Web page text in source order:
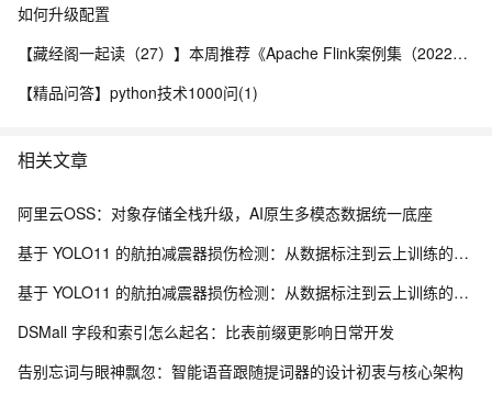
如何升级配置
【藏经阁一起读（27）】本周推荐《Apache Flink案例集（2022版）》，你有哪些心得？
【精品问答】python技术1000问(1)
相关文章
阿里云OSS：对象存储全栈升级，AI原生多模态数据统一底座
基于 YOLO11 的航拍减震器损伤检测：从数据标注到云上训练的全流程实践
基于 YOLO11 的航拍减震器损伤检测：从数据标注到云上训练的全流程实践
DSMall 字段和索引怎么起名：比表前缀更影响日常开发
告别忘词与眼神飘忽：智能语音跟随提词器的设计初衷与核心架构